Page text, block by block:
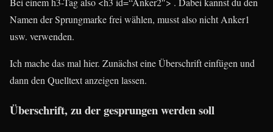
Namen der Sprungmarke frei wählen, musst also nicht Anker1
usw. verwenden.
Ich mache das mal hier. Zunächst eine Überschrift einfügen und
dann den Quelltext anzeigen lassen.
Überschrift, zu der gesprungen werden soll